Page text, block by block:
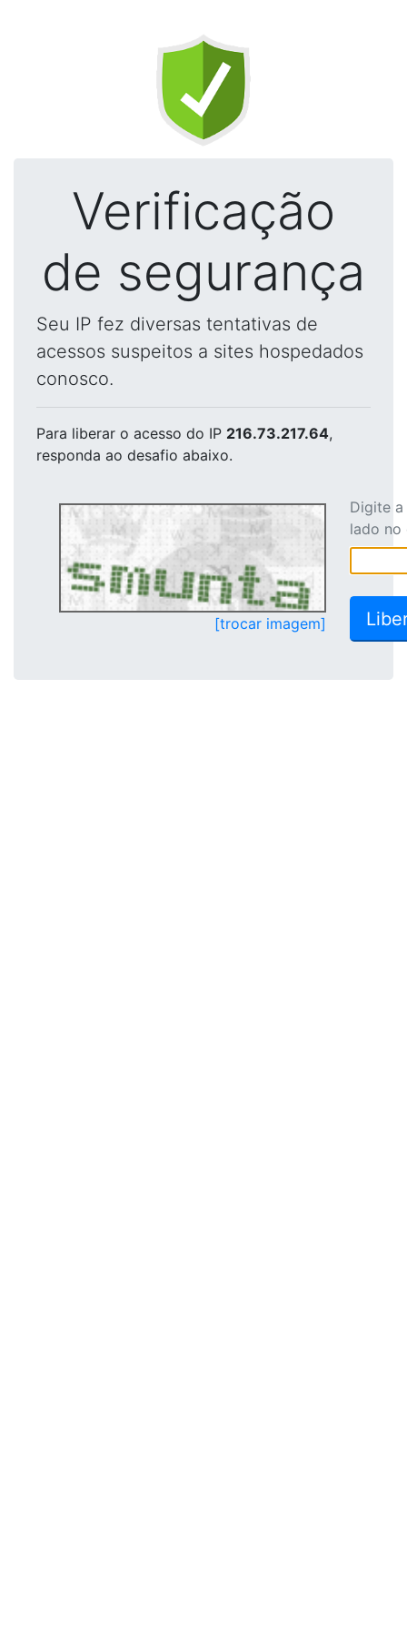
Verificação
de segurança
Seu IP fez diversas tentativas de
acessos suspeitos a sites hospedados
conosco.
Para liberar o acesso do IP 216.73.217.64,
responda ao desafio abaixo.
[trocar imagem]
Digite
lado no